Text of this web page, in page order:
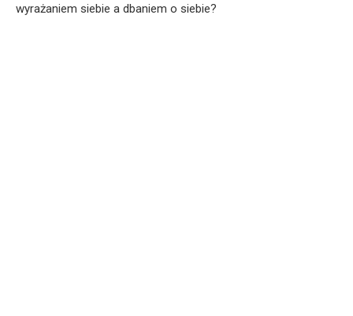
wyrażaniem siebie a dbaniem o siebie?